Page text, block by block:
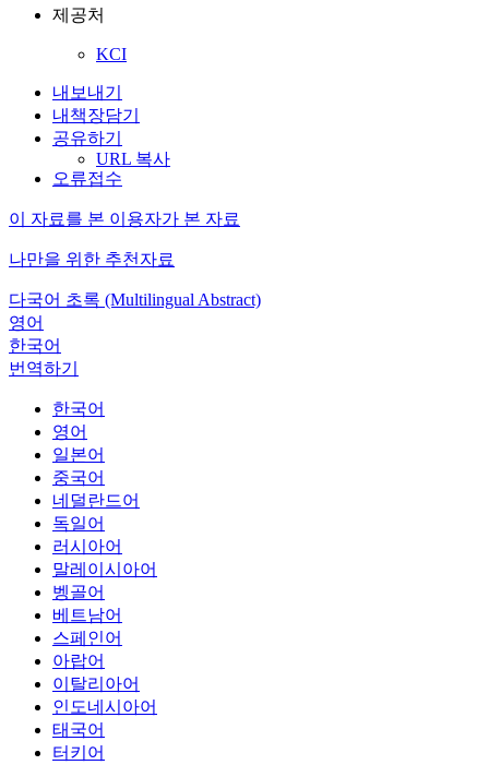
제공처
KCI
내보내기
내책장담기
공유하기
URL 복사
오류접수
이 자료를 본 이용자가 본 자료
나만을 위한 추천자료
다국어 초록 (Multilingual Abstract)
영어
한국어
번역하기
한국어
영어
일본어
중국어
네덜란드어
독일어
러시아어
말레이시아어
벵골어
베트남어
스페인어
아랍어
이탈리아어
인도네시아어
태국어
터키어